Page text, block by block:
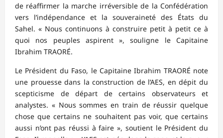
de réaffirmer la marche irréversible de la Confédération
vers l’indépendance et la souveraineté des États du
Sahel. « Nous continuons à construire petit à petit ce à
quoi nos peuples aspirent », souligne le Capitaine
Ibrahim TRAORÉ.
Le Président du Faso, le Capitaine Ibrahim TRAORÉ note
une prouesse dans la construction de l’AES, en dépit du
scepticisme de départ de certains observateurs et
analystes. « Nous sommes en train de réussir quelque
chose que certains ne souhaitent pas voir, que certains
aussi n’ont pas réussi à faire », soutient le Président du